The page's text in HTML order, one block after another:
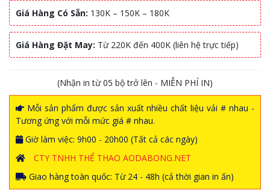
Giá Hàng Có Sẵn: 130K – 150K – 180K
Giá Hàng Đặt May: Từ 220K đến 400K (liên hệ trực tiếp)
(Nhận in từ 05 bộ trở lên - MIỄN PHÍ IN)
Mỗi sản phẩm được sản xuất nhiều chất liệu vải # nhau -
Tương ứng với mỗi mức giá # nhau.
Giờ làm việc: 9h00 - 20h00 (Tất cả các ngày)
CTY TNHH THỂ THAO AODABONG.NET
Giao hàng toàn quốc: Từ 24 - 48h (cả thời gian in ấn)